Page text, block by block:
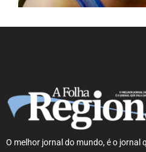
O melhor jornal do mundo, é o jornal